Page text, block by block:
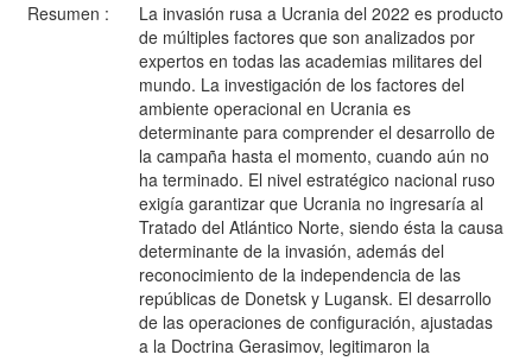
Resumen :
La invasión rusa a Ucrania del 2022 es producto
de múltiples factores que son analizados por
expertos en todas las academias militares del
mundo. La investigación de los factores del
ambiente operacional en Ucrania es
determinante para comprender el desarrollo de
la campaña hasta el momento, cuando aún no
ha terminado. El nivel estratégico nacional ruso
exigía garantizar que Ucrania no ingresaría al
Tratado del Atlántico Norte, siendo ésta la causa
determinante de la invasión, además del
reconocimiento de la independencia de las
repúblicas de Donetsk y Lugansk. El desarrollo
de las operaciones de configuración, ajustadas
a la Doctrina Gerasimov, legitimaron la